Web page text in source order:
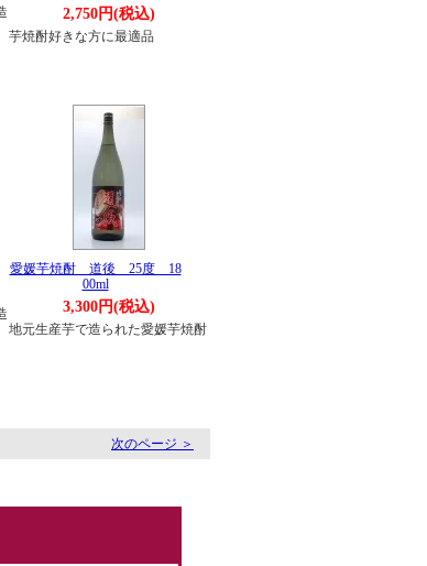
2,750円(税込)
芋焼酎好きな方に最適品
愛媛芋焼酎 道後 25度 18
00ml
3,300円(税込)
地元生産芋で造られた愛媛芋焼酎
次のページ ＞